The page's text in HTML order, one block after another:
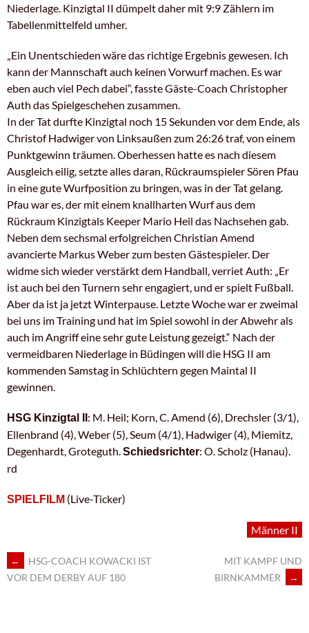
Niederlage. Kinzigtal II dümpelt daher mit 9:9 Zählern im
Tabellenmittelfeld umher.
„Ein Unentschieden wäre das richtige Ergebnis gewesen. Ich
kann der Mannschaft auch keinen Vorwurf machen. Es war
eben auch viel Pech dabei“, fasste Gäste-Coach Christopher
Auth das Spielgeschehen zusammen.
In der Tat durfte Kinzigtal noch 15 Sekunden vor dem Ende, als
Christof Hadwiger von Linksaußen zum 26:26 traf, von einem
Punktgewinn träumen. Oberhessen hatte es nach diesem
Ausgleich eilig, setzte alles daran, Rückraumspieler Sören Pfau
in eine gute Wurfposition zu bringen, was in der Tat gelang.
Pfau war es, der mit einem knallharten Wurf aus dem
Rückraum Kinzigtals Keeper Mario Heil das Nachsehen gab.
Neben dem sechsmal erfolgreichen Christian Amend
avancierte Markus Weber zum besten Gästespieler. Der
widme sich wieder verstärkt dem Handball, verriet Auth: „Er
ist auch bei den Turnern sehr engagiert, und er spielt Fußball.
Aber da ist ja jetzt Winterpause. Letzte Woche war er zweimal
bei uns im Training und hat im Spiel sowohl in der Abwehr als
auch im Angriff eine sehr gute Leistung gezeigt.“ Nach der
vermeidbaren Niederlage in Büdingen will die HSG II am
kommenden Samstag in Schlüchtern gegen Maintal II
gewinnen.
HSG Kinzigtal II : M. Heil; Korn, C. Amend (6), Drechsler (3/1),
Ellenbrand (4), Weber (5), Seum (4/1), Hadwiger (4), Miemitz,
Degenhardt, Groteguth. Schiedsrichter: O. Scholz (Hanau).
rd
SPIELFILM (Live-Ticker)
Männer II
ARTIKEL-
←
HSG-COACH KOWACKI IST
VOR DEM DERBY AUF 180
MIT KAMPF UND
BIRNKAMMER
→